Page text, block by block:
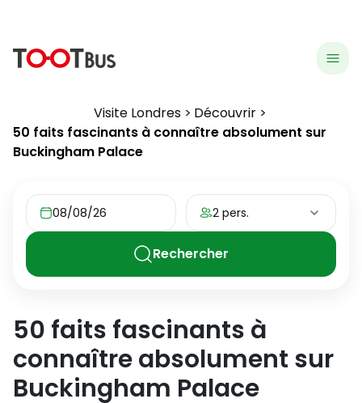
menu
Visite Londres
Découvrir
50 faits fascinants à connaître absolument sur
Buckingham Palace
08/08/26 2 pers.
Rechercher
50 faits fascinants à
connaître absolument sur
Buckingham Palace